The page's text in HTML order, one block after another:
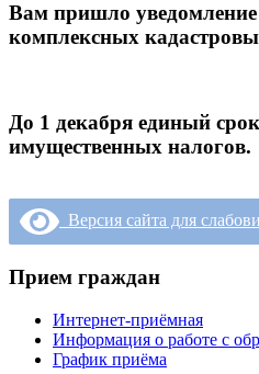
Вам пришло уведомление
комплексных
До 1 декабря единый
имущественных налогов.
Версия сайта для
Прием граждан
Интернет-приёмная
Информация о работе с
График приёма